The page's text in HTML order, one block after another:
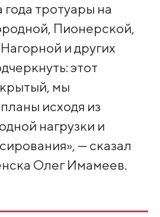
тротуары на
Пионерской,
и других
этот
мы
исходя из
нагрузки и
— сказал
Олег Имамеев.